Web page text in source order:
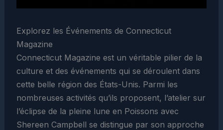
Explorez les Événements de Connecticut
Magazine
Connecticut Magazine est un véritable pilier de la
culture et des événements qui se déroulent dans
cette belle région des États-Unis. Parmi les
nombreuses activités qu’ils proposent, l’atelier sur
l’éclipse de la pleine lune en Poissons avec
Shereen Campbell se distingue par son approche